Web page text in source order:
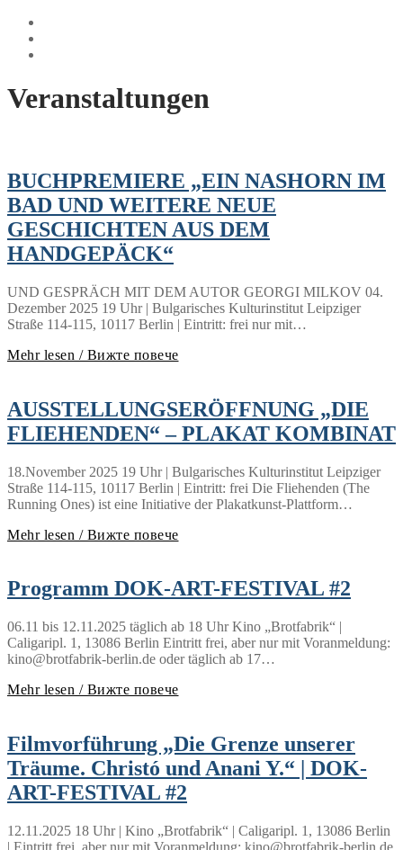
Veranstaltungen
BUCHPREMIERE „EIN NASHORN IM
BAD UND WEITERE NEUE
GESCHICHTEN AUS DEM
HANDGEPÄCK“
UND GESPRÄCH MIT DEM AUTOR GEORGI MILKOV 04.
Dezember 2025 19 Uhr | Bulgarisches Kulturinstitut Leipziger
Straße 114-115, 10117 Berlin | Eintritt: frei nur mit…
Mehr lesen / Вижте повече
AUSSTELLUNGSERÖFFNUNG „DIE
FLIEHENDEN“ – PLAKAT KOMBINAT
18.November 2025 19 Uhr | Bulgarisches Kulturinstitut Leipziger
Straße 114-115, 10117 Berlin | Eintritt: frei Die Fliehenden (The
Running Ones) ist eine Initiative der Plakatkunst-Plattform…
Mehr lesen / Вижте повече
Programm DOK-ART-FESTIVAL #2
06.11 bis 12.11.2025 täglich ab 18 Uhr Kino „Brotfabrik“ |
Caligaripl. 1, 13086 Berlin Eintritt frei, aber nur mit Voranmeldung:
kino@brotfabrik-berlin.de oder täglich ab 17…
Mehr lesen / Вижте повече
Filmvorführung „Die Grenze unserer
Träume. Christó und Anani Y.“ | DOK-
ART-FESTIVAL #2
12.11.2025 18 Uhr | Kino „Brotfabrik“ | Caligaripl. 1, 13086 Berlin